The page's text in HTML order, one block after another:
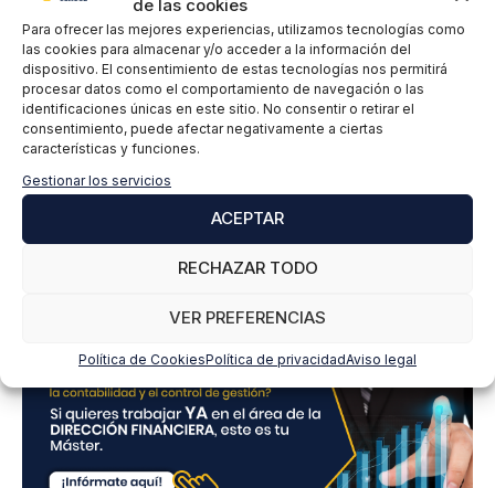
de las cookies
Para ofrecer las mejores experiencias, utilizamos tecnologías como
las cookies para almacenar y/o acceder a la información del
dispositivo. El consentimiento de estas tecnologías nos permitirá
procesar datos como el comportamiento de navegación o las
identificaciones únicas en este sitio. No consentir o retirar el
consentimiento, puede afectar negativamente a ciertas
características y funciones.
Gestionar los servicios
ACEPTAR
RECHAZAR TODO
VER PREFERENCIAS
Política de CookiesPolítica de privacidadAviso legal
P
o
l
í
t
i
a
i
Doy mi consentimiento expreso y acepto la
Política de privacidad.
SUSCRIBIRME